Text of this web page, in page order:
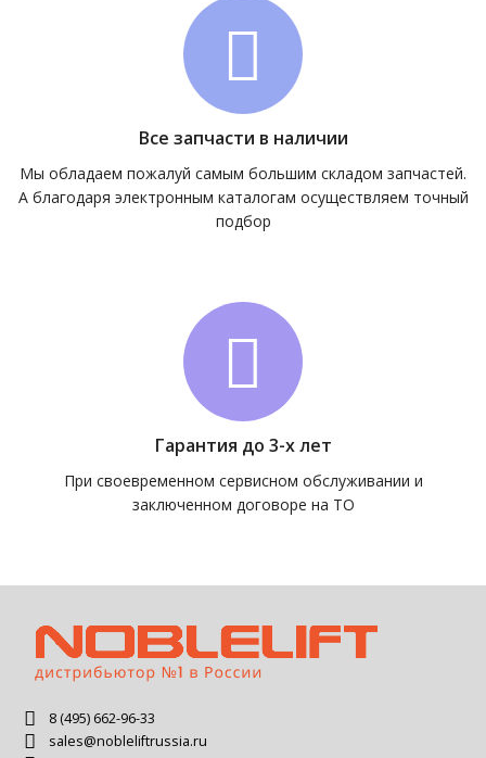
Все запчасти в наличии
Мы обладаем пожалуй самым большим складом запчастей.
А благодаря электронным каталогам осуществляем точный
подбор
Гарантия до 3-х лет
При своевременном сервисном обслуживании и
заключенном договоре на ТО
8 (495) 662-96-33
sales@nobleliftrussia.ru